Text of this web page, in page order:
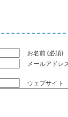
お名前 (必須)
メールアドレ
ウェブサイト